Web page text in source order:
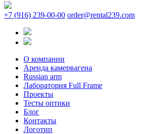
+7 (916) 239-00-00 order@rental239.com
О компании
Аренда камервагена
Russian arm
Лаборатория Full Frame
Проекты
Тесты оптики
Блог
Контакты
Логотип